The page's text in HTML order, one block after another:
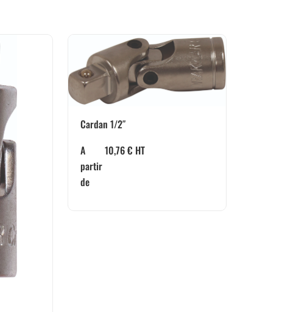
Cardan 1/2″
A
partir
de
10,76€ HT